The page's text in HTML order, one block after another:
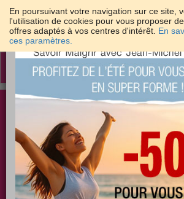
En poursuivant votre navigation sur ce site,
l'utilisation de cookies pour vous proposer
offres adaptés à vos centres d'intérêt. En
ces paramètres.
Toggle
Les meilleures solutions pour
dans sa peau